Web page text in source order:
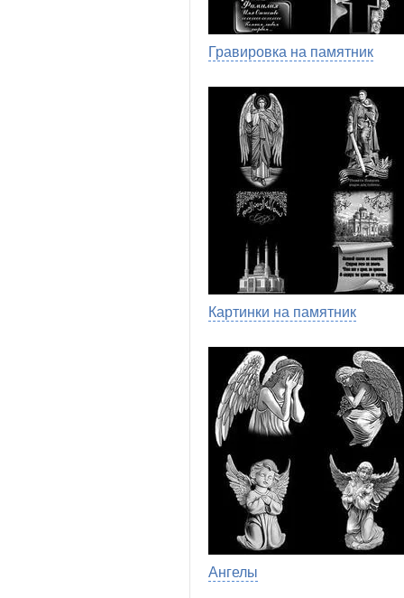
Гравировка на памятник
Картинки на памятник
Ангелы